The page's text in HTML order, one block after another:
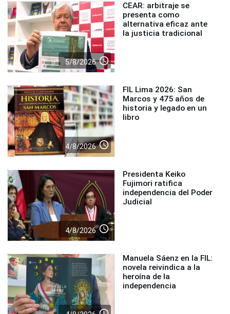
5/8/2026 access_time
CEAR: arbitraje se
presenta como
alternativa eficaz ante
la justicia tradicional
4/8/2026 access_time
FIL Lima 2026: San
Marcos y 475 años de
historia y legado en un
libro
4/8/2026 access_time
Presidenta Keiko
Fujimori ratifica
independencia del Poder
Judicial
Manuela Sáenz en la FIL:
novela reivindica a la
heroína de la
independencia